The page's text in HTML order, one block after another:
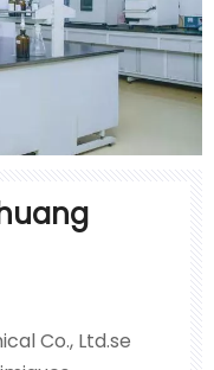
Co., Ltd.se